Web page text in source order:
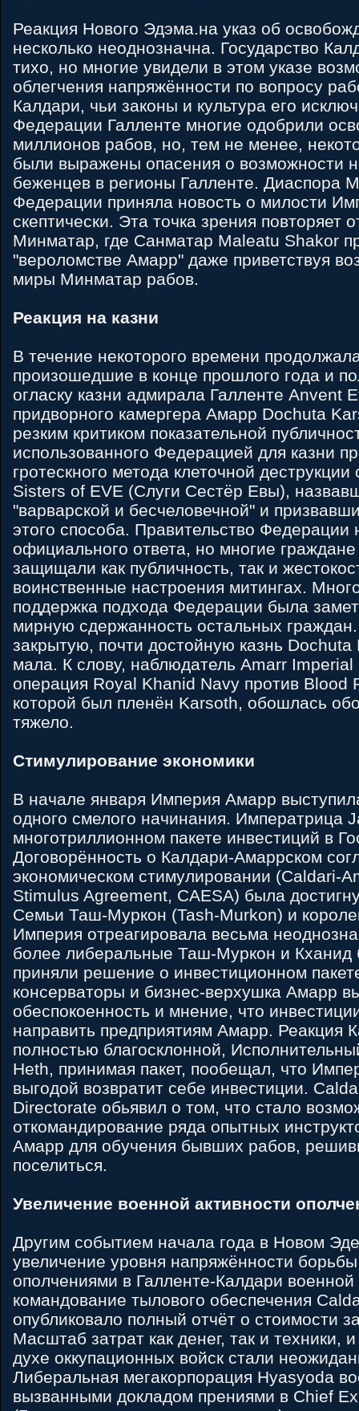
Реакция Нового Эдэма.на указ об
несколько неоднозначна. Государство
тихо, но многие увидели в этом указе
облегчения напряжённости по вопросу
Калдари, чьи законы и культура его
Федерации Галленте многие одобрили
миллионов рабов, но, тем не менее,
были выражены опасения о возможности
беженцев в регионы Галленте. Диаспора
Федерации приняла новость о милости
скептически. Эта точка зрения повторяет
Минматар, где Санматар Maleatu Shakor
"вероломстве Амарр" даже приветствуя
миры Минматар рабов.
Реакция на казни
В течение некоторого времени
произошедшие в конце прошлого года и
огласку казни адмирала Галленте Anvent
придворного камергера Амарр Dochuta
резким критиком показательной
использованного Федерацией для казни
гротескного метода клеточной
Sisters of EVE (Слуги Сестёр Евы),
"варварской и бесчеловечной" и
этого способа. Правительство Федерации
официального ответа, но многие
защищали как публичность, так и
воинственные настроения митингах.
поддержка подхода Федерации была
мирную сдержанность остальных
закрытую, почти достойную казнь
мала. К слову, наблюдатель Amarr
операция Royal Khanid Navy против Blood
которой был пленён Karsoth, обошлась
тяжело.
Стимулирование экономики
В начале января Империя Амарр
одного смелого начинания. Императрица
многотриллионном пакете инвестиций в
Договорённость о Калдари-Амаррском
экономическом стимулировании (Caldari-
Stimulus Agreement, CAESA) была
Семьи Таш-Муркон (Tash-Murkon) и
Империя отреагировала весьма
более либеральные Таш-Муркон и Кханид
приняли решение о инвестиционном
консерваторы и бизнес-верхушка Амарр
обеспокоенность и мнение, что
направить предприятиям Амарр. Реакция
полностью благосклонной,
Heth, принимая пакет, пообещал, что
выгодой возвратит себе инвестиции.
Directorate обьявил о том, что стало
откомандирование ряда опытных
Амарр для обучения бывших рабов,
поселиться.
Увеличение военной активности
Другим событием начала года в Новом
увеличение уровня напряжённости
ополчениями в Галленте-Калдари военной
командование тылового обеспечения
опубликовало полный отчёт о стоимости
Масштаб затрат как денег, так и техники,
духе оккупационных войск стали
Либеральная мегакорпорация Hyasyoda
вызванными докладом прениями в Chief